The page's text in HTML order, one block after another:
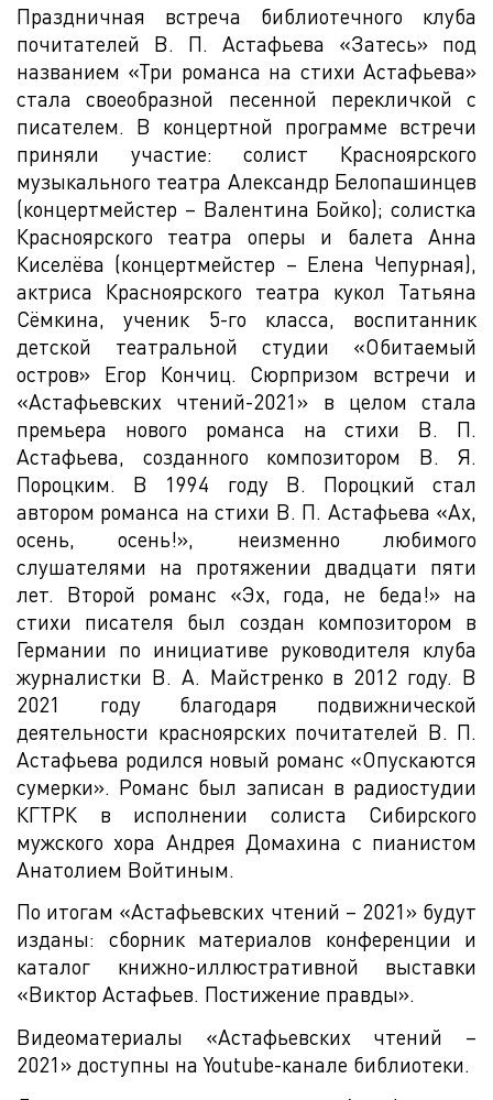
Праздничная встреча библиотечного клуба
почитателей В. П. Астафьева «Затесь» под
названием «Три романса на стихи Астафьева»
стала своеобразной песенной перекличкой с
писателем. В концертной программе встречи
приняли участие: солист Красноярского
музыкального театра Александр Белопашинцев
(концертмейстер – Валентина Бойко); солистка
Красноярского театра оперы и балета Анна
Киселёва (концертмейстер – Елена Чепурная),
актриса Красноярского театра кукол Татьяна
Сёмкина, ученик 5-го класса, воспитанник
детской театральной студии «Обитаемый
остров» Егор Кончиц. Сюрпризом встречи и
«Астафьевских чтений-2021» в целом стала
премьера нового романса на стихи В. П.
Астафьева, созданного композитором В. Я.
Пороцким. В 1994 году В. Пороцкий стал
автором романса на стихи В. П. Астафьева «Ах,
осень, осень!», неизменно любимого
слушателями на протяжении двадцати пяти
лет. Второй романс «Эх, года, не беда!» на
стихи писателя был создан композитором в
Германии по инициативе руководителя клуба
журналистки В. А. Майстренко в 2012 году. В
2021 году благодаря подвижнической
деятельности красноярских почитателей В. П.
Астафьева родился новый романс «Опускаются
сумерки». Романс был записан в радиостудии
КГТРК в исполнении солиста Сибирского
мужского хора Андрея Домахина с пианистом
Анатолием Войтиным.
По итогам «Астафьевских чтений – 2021» будут
изданы: сборник материалов конференции и
каталог книжно-иллюстративной выставки
«Виктор Астафьев. Постижение правды».
Видеоматериалы «Астафьевских чтений –
2021» доступны на Youtube-канале библиотеки.